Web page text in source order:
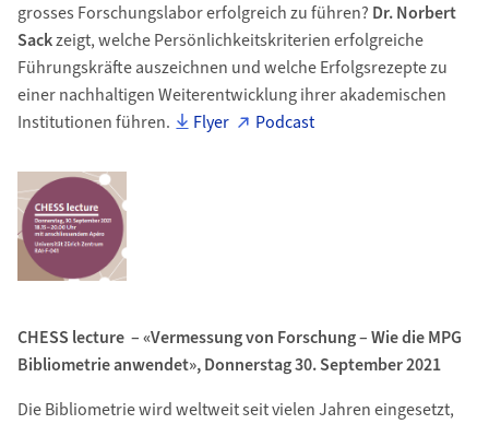
grosses Forschungslabor erfolgreich zu führen? Dr. Norbert
Sackzeigt, welche Persönlichkeitskriterien erfolgreiche
Führungskräfte auszeichnen und welche Erfolgsrezepte zu
einer nachhaltigen Weiterentwicklung ihrer akademischen
Institutionen führen.
Flyer Podcast
CHESS lecture – «Vermessung von Forschung – Wie die MPG
Bibliometrie anwendet», Donnerstag 30. September 2021
Die Bibliometrie wird weltweit seit vielen Jahren eingesetzt,